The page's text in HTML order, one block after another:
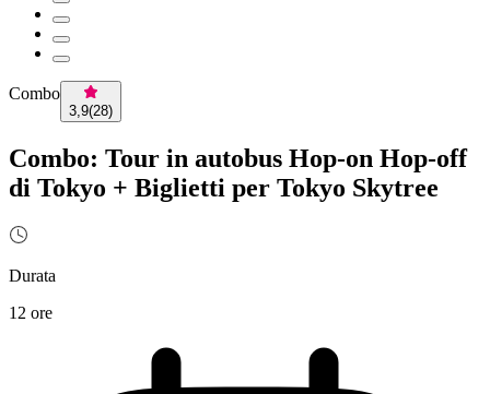
Combo
3,9(28)
Combo: Tour in autobus Hop-on Hop-off
di Tokyo + Biglietti per Tokyo Skytree
Durata
12 ore